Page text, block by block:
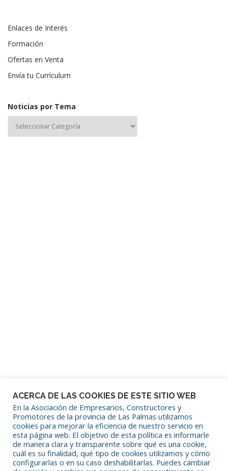
Enlaces de Interés
Formación
Ofertas en Venta
Envía tu Currículum
Noticias por Tema
SÍGUENOS EN REDES SOCIALES
ACERCA DE LAS COOKIES DE ESTE SITIO WEB
En la Asociación de Empresarios, Constructores y
Promotores de la provincia de Las Palmas utilizamos
cookies para mejorar la eficiencia de nuestro servicio en
esta página web. El objetivo de esta política es informarle
de manera clara y transparente sobre qué es una cookie,
cuál es su finalidad, qué tipo de cookies utilizamos y cómo
configurarlas o en su caso deshabilitarlas. Puedes cambiar